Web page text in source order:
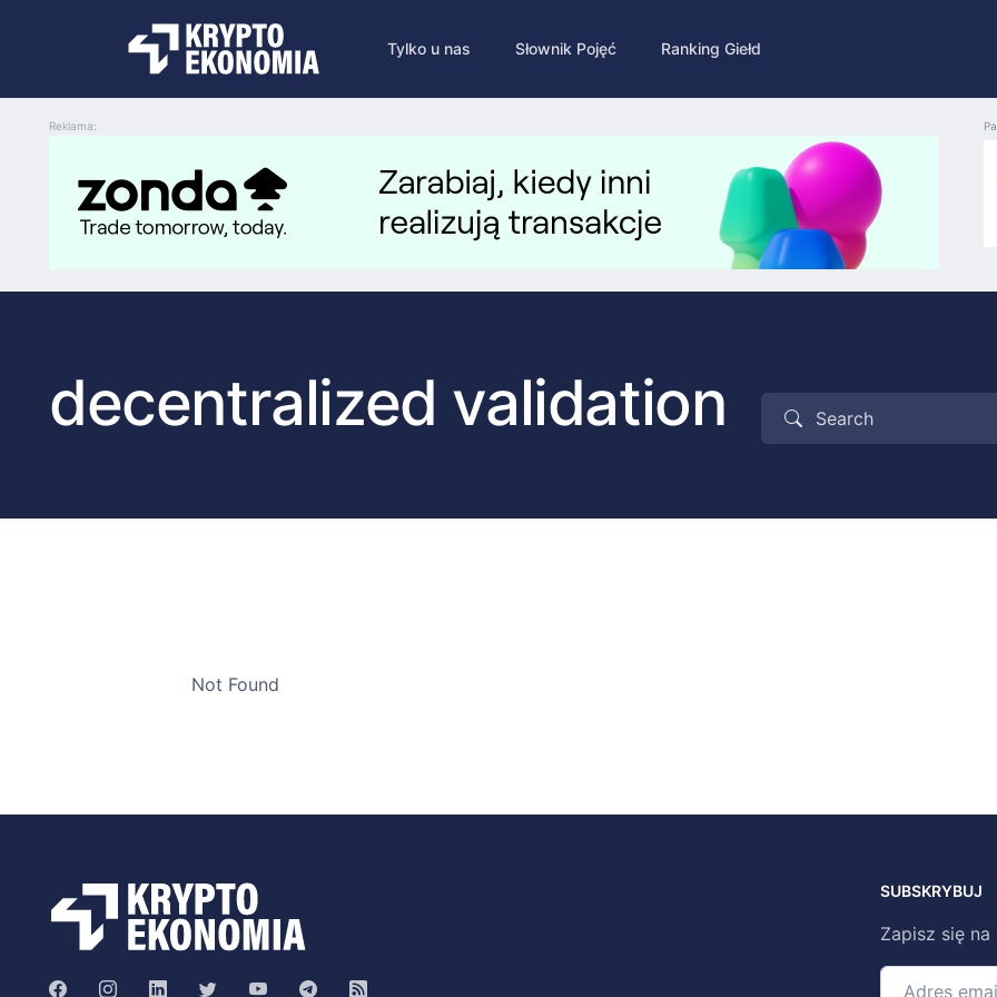
Tylko u nas Słownik Pojęć Ranking Giełd
Reklama:
decentralized validation
Not Found
SUBSKRYBUJ
Zapisz się